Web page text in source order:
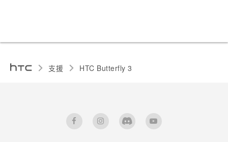
支援 HTC Butterfly 3‎